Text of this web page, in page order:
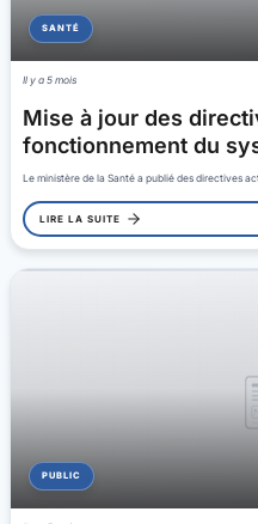
SANTÉ
Il y a 5 mois
Mise à jour des
fonctionnement du
Le ministère de la Santé a publié des directives
LIRE LA SUITE
PUBLIC